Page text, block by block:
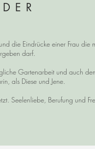
die Eindrücke einer Frau die
darf.
Gartenarbeit und auch
als Diese und Jene.
Seelenliebe, Berufung und